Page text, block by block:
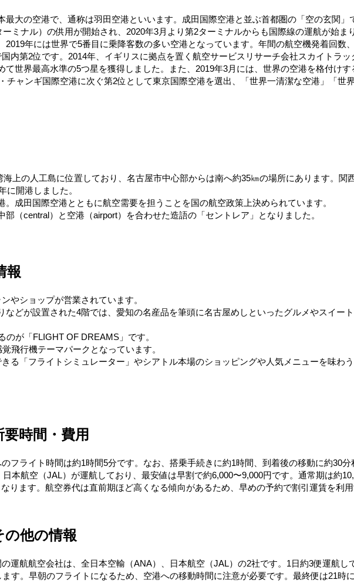
大の空港で、通称は羽田空港といいます。成田国際空港と並ぶ首都圏の「空の玄関」
ミナル）の供用が開始され、2020年3月より第2ターミナルからも国際線の運航が始ま
年には世界で5番目に乗降客数の多い空港となっています。年間の航空機発着回数
内第2位です。2014年、イギリスに拠点を置く航空サービスリサーチ会社スカイトラッ
て世界最高水準の5つ星を獲得しました。また、2019年3月には、世界の空港を格付け
チャンギ国際空港に次ぐ第2位として東京国際空港を選出、「世界一清潔な空港」「世
上の人工島に位置しており、名古屋市中心部からは南へ約35㎞の場所にあります。関
に開港しました。
成田国際空港とともに航空需要を担うことを国の航空政策上決められています。
（central）と空港（airport）を合わせた造語の「セントレア」となりました。
報
やショップが営業されています。
どが設置された4階では、愛知の名産品を筆頭に名古屋めしといったグルメやスイー
が「FLIGHT OF DREAMS」です。
飛行機テーマパークとなっています。
る「フライトシミュレーター」やシアトル本場のショッピングや人気メニューを味わ
時間・費用
フライト時間は約1時間5分です。なお、搭乗手続きに約1時間、到着後の移動に約30
本航空（JAL）が運航しており、最安値は早割で約6,000〜9,000円です。通常期は約
ります。航空券代は直前期ほど高くなる傾向があるため、早めの予約で割引運賃を利用
他の情報
運航航空会社は、全日本空輸（ANA）、日本航空（JAL）の2社です。1日約3便運航し
す。早朝のフライトになるため、空港への移動時間に注意が必要です。最終便は21時